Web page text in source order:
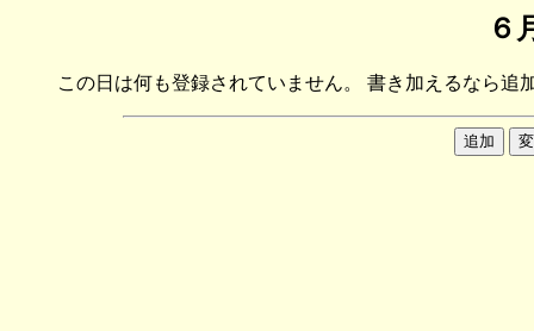
６
この日は何も登録されていません。 書き加えるなら追